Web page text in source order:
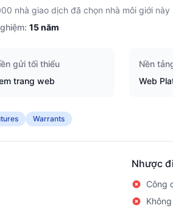
nhà giao dịch đã chọn nhà môi giới này
15năm
gửi tối thiểu
trang web
Nền
Web
Warrants
Nhược
Công